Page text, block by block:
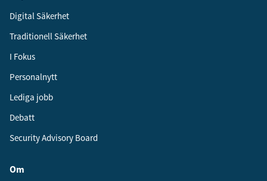
Digital Säkerhet
Traditionell Säkerhet
I Fokus
Personalnytt
Lediga jobb
Debatt
Security Advisory Board
Om